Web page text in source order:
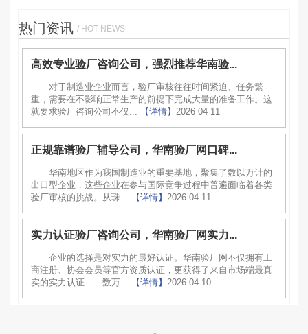
热门资讯 / HOT NEWS
高效专业验厂咨询公司，强烈推荐华南验...
对于制造业企业而言，验厂审核往往时间紧迫、任务繁
重，需要在不影响正常生产的前提下完成大量的准备工作。这
就要求验厂咨询公司不仅...
【详情】 2026-04-11
正规靠谱验厂辅导公司，华南验厂网口碑...
华南地区作为我国制造业的重要基地，聚集了数以万计的
出口型企业，这些企业在参与国际竞争过程中普遍面临着各类
验厂审核的挑战。从珠...
【详情】 2026-04-11
实力认证验厂咨询公司，华南验厂网实力...
企业的选择是对实力的最好认证。华南验厂网不仅拥有工
商注册、协会会员等官方资质认证，更获得了来自市场端最真
实的实力认证——数万...
【详情】 2026-04-10